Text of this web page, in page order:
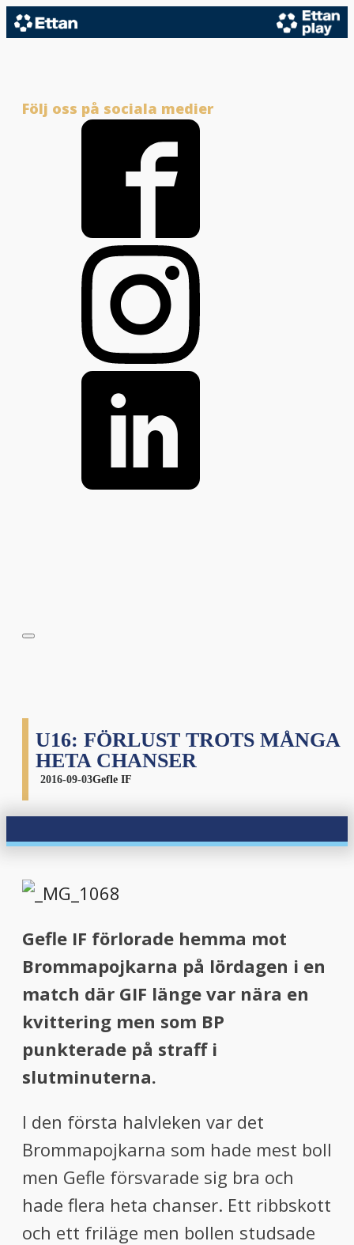
Följ oss på sociala medier
U16: FÖRLUST TROTS MÅNGA
HETA CHANSER
2016-09-03Gefle IF
Gefle IF förlorade hemma mot
Brommapojkarna på lördagen i en
match där GIF länge var nära en
kvittering men som BP
punkterade på straff i
slutminuterna.
I den första halvleken var det
Brommapojkarna som hade mest boll
men Gefle försvarade sig bra och
hade flera heta chanser. Ett ribbskott
och ett friläge men bollen studsade